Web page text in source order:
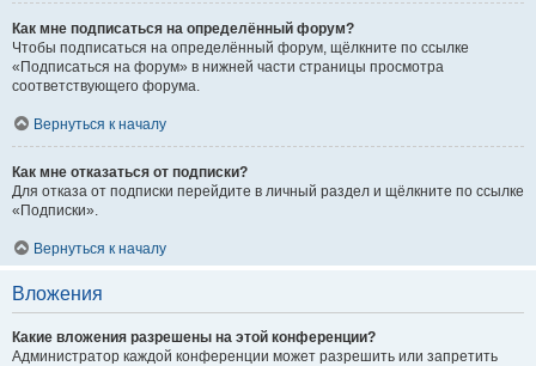
Как мне подписаться на определённый форум?
Чтобы подписаться на определённый форум, щёлкните по ссылке
«Подписаться на форум» в нижней части страницы просмотра
соответствующего форума.
Вернуться к началу
Как мне отказаться от подписки?
Для отказа от подписки перейдите в личный раздел и щёлкните по ссылке
«Подписки».
Вернуться к началу
Вложения
Какие вложения разрешены на этой конференции?
Администратор каждой конференции может разрешить или запретить